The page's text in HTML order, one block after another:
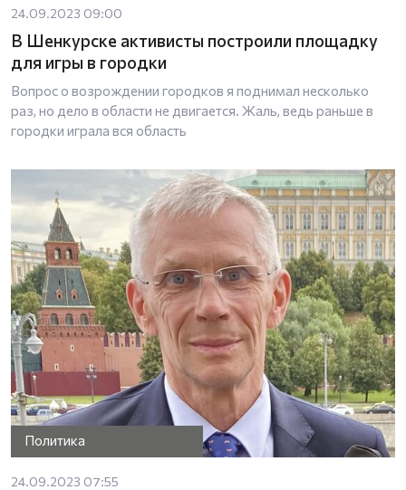
24.09.2023 09:00
В Шенкурске активисты построили площадку
для игры в городки
Вопрос о возрождении городков я поднимал несколько
раз, но дело в области не двигается. Жаль, ведь раньше в
городки играла вся область
Политика
24.09.2023 07:55